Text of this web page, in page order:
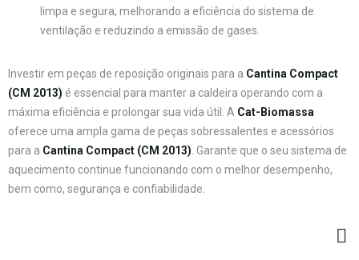
limpa e segura, melhorando a eficiência do sistema de
ventilação e reduzindo a emissão de gases.
Investir em peças de reposição originais para a Cantina Compact
(CM 2013) é essencial para manter a caldeira operando com a
máxima eficiência e prolongar sua vida útil. A Cat-Biomassa
oferece uma ampla gama de peças sobressalentes e acessórios
para a Cantina Compact (CM 2013). Garante que o seu sistema de
aquecimento continue funcionando com o melhor desempenho,
bem como, segurança e confiabilidade.